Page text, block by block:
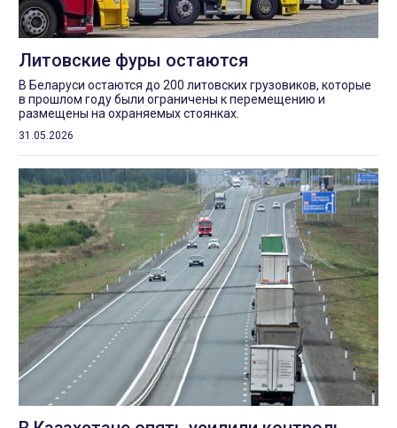
Литовские фуры остаются
В Беларуси остаются до 200 литовских грузовиков, которые
в прошлом году были ограничены к перемещению и
размещены на охраняемых стоянках.
31.05.2026